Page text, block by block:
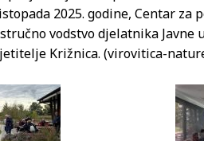
2025. godine, Centar za
vodstvo djelatnika Javne
Križnica. (virovitica-